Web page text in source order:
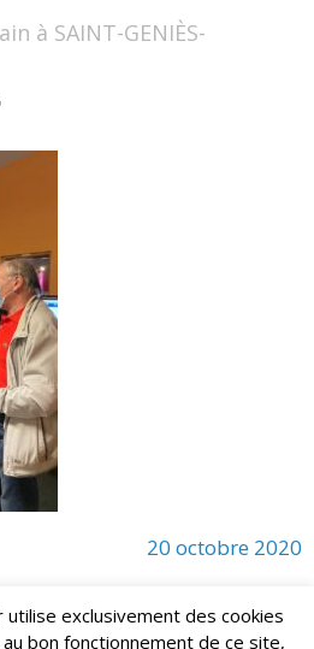
2022
à SAINT-GENIÈS-
20 octobre 2020
utilise exclusivement des cookies
bon fonctionnement de ce site,